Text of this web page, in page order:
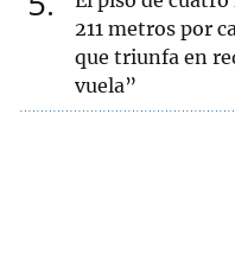
211 metros por
que triunfa en
vuela”